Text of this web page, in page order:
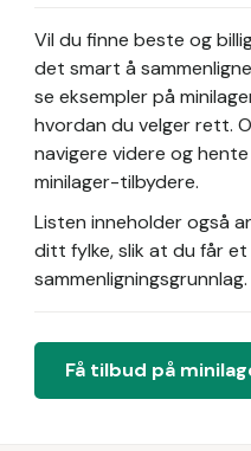
Vil du finne beste og
det smart å
se eksempler på
hvordan du velger rett.
navigere videre og
minilager-tilbydere.
Listen inneholder også
ditt fylke, slik at du får
sammenligningsgrunnlag.
Få tilbud på